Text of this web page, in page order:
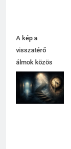
A kép a
visszatérő
álmok közös
motívumait és
bizonytalanságát
tükrözi.